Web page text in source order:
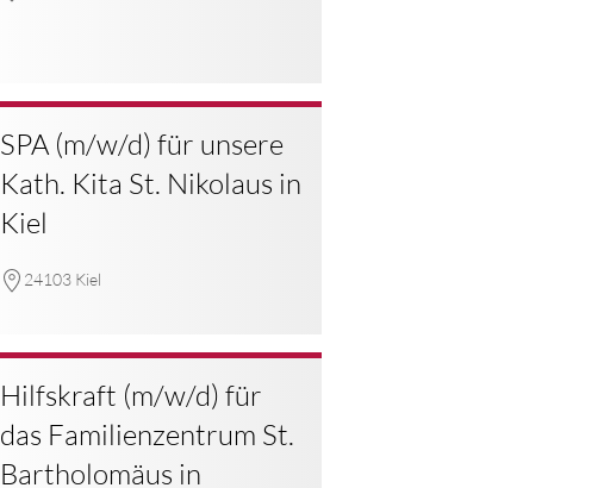
SPA (m/w/d) für unsere
Kath. Kita St. Nikolaus in
Kiel
24103 Kiel
Hilfskraft (m/w/d) für
das Familienzentrum St.
Bartholomäus in